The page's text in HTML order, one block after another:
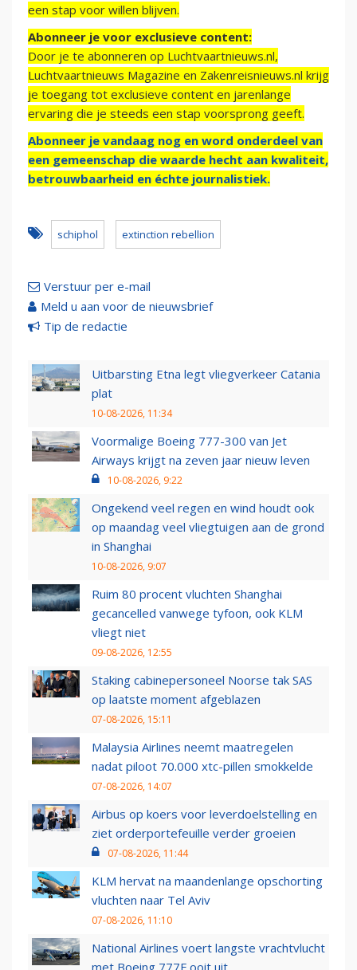
een stap voor willen blijven.
Abonneer je voor exclusieve content:
Door je te abonneren op Luchtvaartnieuws.nl,
Luchtvaartnieuws Magazine en Zakenreisnieuws.nl krijg
je toegang tot exclusieve content en jarenlange
ervaring die je steeds een stap voorsprong geeft.
Abonneer je vandaag nog en word onderdeel van
een gemeenschap die waarde hecht aan kwaliteit,
betrouwbaarheid en échte journalistiek.
schiphol extinction rebellion
Verstuur per e-mail
Meld u aan voor de nieuwsbrief
Tip de redactie
Uitbarsting Etna legt vliegverkeer Catania
plat
10-08-2026, 11:34
Voormalige Boeing 777-300 van Jet
Airways krijgt na zeven jaar nieuw leven
10-08-2026, 9:22
Ongekend veel regen en wind houdt ook
op maandag veel vliegtuigen aan de grond
in Shanghai
10-08-2026, 9:07
Ruim 80 procent vluchten Shanghai
gecancelled vanwege tyfoon, ook KLM
vliegt niet
09-08-2026, 12:55
Staking cabinepersoneel Noorse tak SAS
op laatste moment afgeblazen
07-08-2026, 15:11
Malaysia Airlines neemt maatregelen
nadat piloot 70.000 xtc-pillen smokkelde
07-08-2026, 14:07
Airbus op koers voor leverdoelstelling en
ziet orderportefeuille verder groeien
07-08-2026, 11:44
KLM hervat na maandenlange opschorting
vluchten naar Tel Aviv
07-08-2026, 11:10
National Airlines voert langste vrachtvlucht